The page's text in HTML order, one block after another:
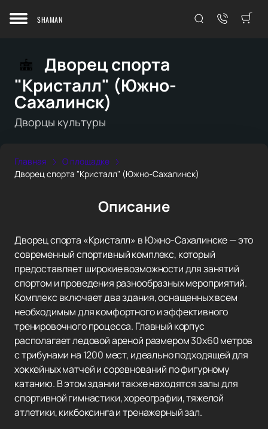
SHAMAN
Дворец спорта
"Кристалл" (Южно-
Сахалинск)
Дворцы культуры
Главная
О площадке
Дворец спорта "Кристалл" (Южно-Сахалинск)
Описание
Дворец спорта «Кристалл» в Южно-Сахалинске — это
современный спортивный комплекс, который
предоставляет широкие возможности для занятий
спортом и проведения разнообразных мероприятий.
Комплекс включает два здания, оснащенных всем
необходимым для комфортного и эффективного
тренировочного процесса. Главный корпус
располагает ледовой ареной размером 30х60 метров
с трибунами на 1200 мест, идеально подходящей для
хоккейных матчей и соревнований по фигурному
катанию. В этом здании также находятся залы для
спортивной гимнастики, хореографии, тяжелой
атлетики, кикбоксинга и тренажерный зал.